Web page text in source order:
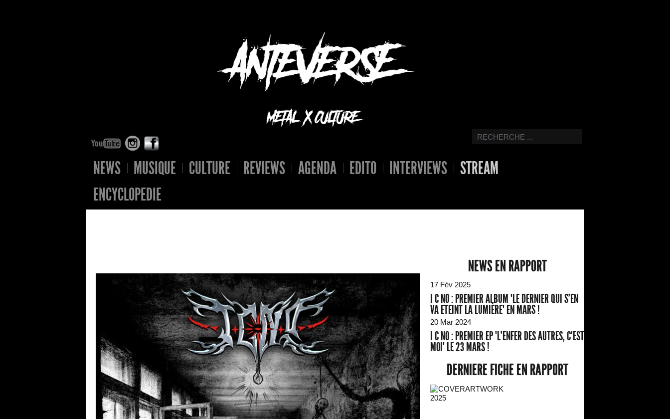
NEWS MUSIQUE CULTURE REVIEWS AGENDA EDITO INTERVIEWS
STREAM
ENCYCLOPEDIE
NEWS EN RAPPORT
17 Fév 2025
I C NO : PREMIER ALBUM "LE DERNIER QUI S’EN
VA ETEINT LA LUMIÈRE" EN MARS !
20 Mar 2024
I C NO : PREMIER EP "L’ENFER DES AUTRES, C’EST
MOI" LE 23 MARS !
DERNIERE FICHE EN RAPPORT
2025